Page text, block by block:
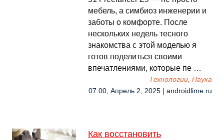
мебель, а симбиоз инженерии и
заботы о комфорте. После
нескольких недель тесного
знакомства с этой моделью я
готов поделиться своими
впечатлениями, которые пе …
Технологии, Наука
07:00, Апрель 2, 2025 | androidlime.ru
Как восстановить